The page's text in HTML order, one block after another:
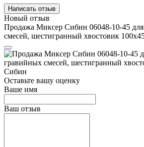
Написать отзыв
Новый отзыв
Продажа Миксер Сибин 06048-10-45
смесей, шестигранный хвостовик
Оставьте вашу оценку
Ваше имя
Ваш отзыв